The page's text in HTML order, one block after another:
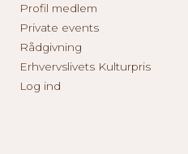
Profil medlem
Private events
Rådgivning
Erhvervslivets Kulturpris
Log ind